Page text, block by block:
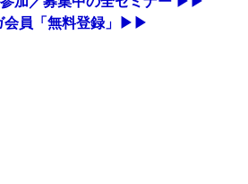
会員「無料登録」▶▶